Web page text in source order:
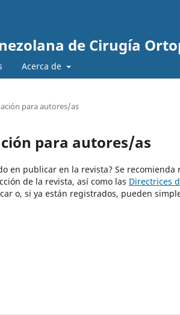
de Cirugía
Acerca de
para autores/as
para autores/as
en publicar en la revista? Se recomienda
de la revista, así como las Directrices
o, si ya están registrados, pueden